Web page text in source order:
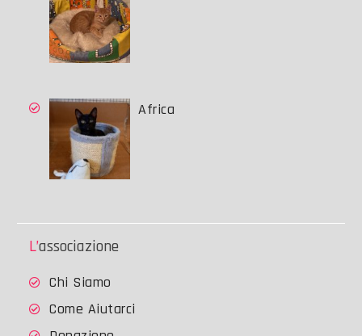
Africa
L’associazione
Chi Siamo
Come Aiutarci